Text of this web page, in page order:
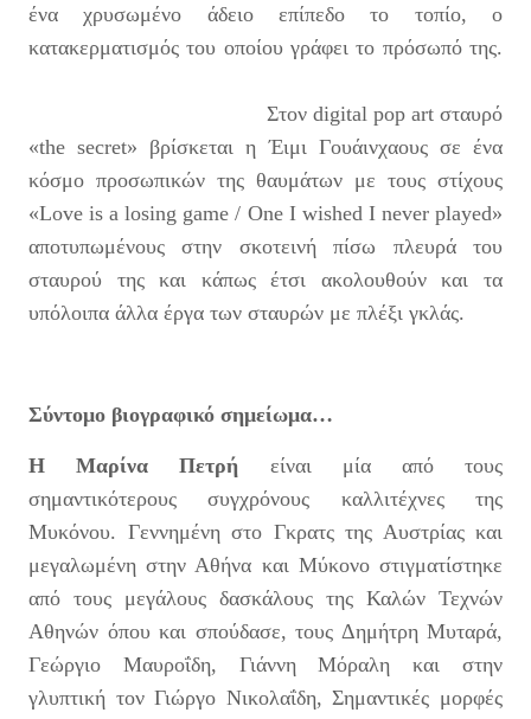
ένα χρυσωμένο άδειο επίπεδο το τοπίο, ο
κατακερματισμός του οποίου γράφει το πρόσωπό της.
Στον digital pop art σταυρό
«the secret» βρίσκεται η Έιμι Γουάινχαους σε ένα
κόσμο προσωπικών της θαυμάτων με τους στίχους
«Love is a losing game / One I wished I never played»
αποτυπωμένους στην σκοτεινή πίσω πλευρά του
σταυρού της και κάπως έτσι ακολουθούν και τα
υπόλοιπα άλλα έργα των σταυρών με πλέξι γκλάς.
Σύντομο βιογραφικό σημείωμα…
Η Μαρίνα Πετρή είναι μία από τους
σημαντικότερους συγχρόνους καλλιτέχνες της
Μυκόνου. Γεννημένη στο Γκρατς της Αυστρίας και
μεγαλωμένη στην Αθήνα και Μύκονο στιγματίστηκε
από τους μεγάλους δασκάλους της Καλών Τεχνών
Αθηνών όπου και σπούδασε, τους Δημήτρη Μυταρά,
Γεώργιο Μαυροΐδη, Γιάννη Μόραλη και στην
γλυπτική τον Γιώργο Νικολαΐδη, Σημαντικές μορφές